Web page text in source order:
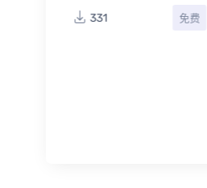
331
免费